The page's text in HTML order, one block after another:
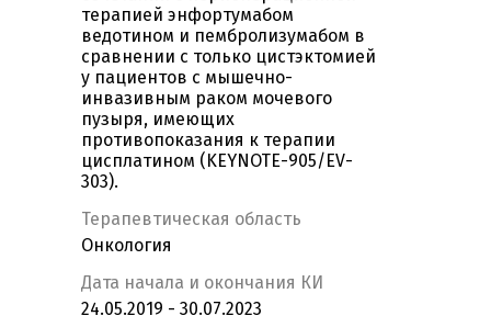
терапией энфортумабом
ведотином и пембролизумабом в
сравнении с только цистэктомией
у пациентов с мышечно-
инвазивным раком мочевого
пузыря, имеющих
противопоказания к терапии
цисплатином (KEYNOTE-905/EV-
303).
Терапевтическая область
Онкология
Дата начала и окончания КИ
24.05.2019 - 30.07.2023